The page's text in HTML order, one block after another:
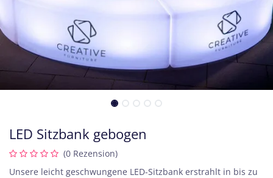
LED Sitzbank gebogen
(0 Rezension)
Unsere leicht geschwungene LED-Sitzbank erstrahlt in bis zu